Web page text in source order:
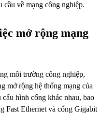
cầu về mạng công nghiệp.
mở rộng mạng
môi trường công nghiệp,
mở rộng hệ thống mạng của
hình cổng khác nhau, bao
Fast Ethernet và cổng Gigabit